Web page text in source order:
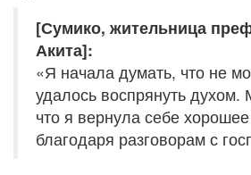
[Сумико, жительница
Акита]:
«Я начала думать, что не
удалось воспрянуть духом.
что я вернула себе
благодаря разговорам с